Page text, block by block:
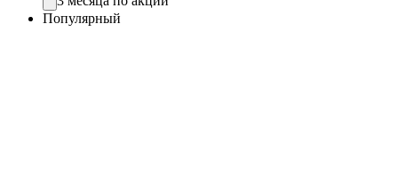
Популярный